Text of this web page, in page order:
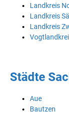
Landkreis
Landkreis
Landkreis
Städte
Aue
Bautzen